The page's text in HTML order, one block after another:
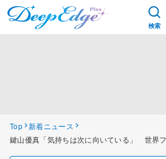
検索
Top 新着ニュース
鍵山優真「気持ちは次に向いている」 世界